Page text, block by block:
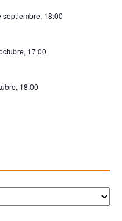
septiembre, 18:00
17:00
18:00